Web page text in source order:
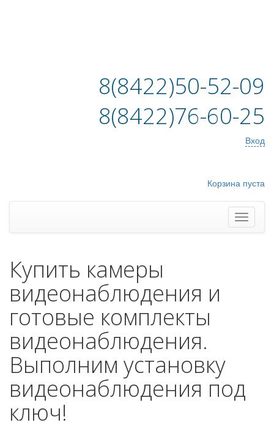
8(8422)50-52-09
8(8422)76-60-25
Вход
Корзина пуста
Купить камеры
видеонаблюдения и
готовые комплекты
видеонаблюдения.
Выполним установку
видеонаблюдения под
ключ!